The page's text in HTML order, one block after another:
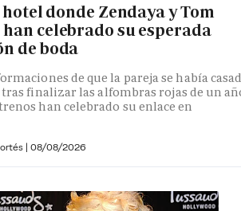
hotel donde Zendaya y Tom
celebrado su esperada
de boda
de que la pareja se había
tras finalizar las alfombras rojas de un
han celebrado su enlace en
| 08/08/2026